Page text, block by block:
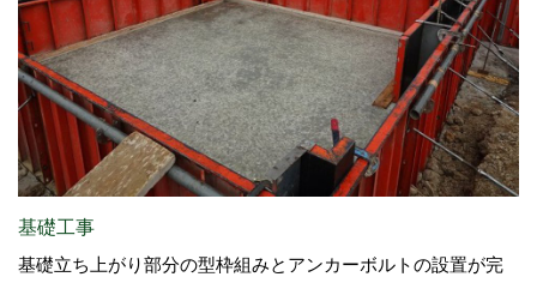
基礎工事
基礎立ち上がり部分の型枠組みとアンカーボルトの設置が完